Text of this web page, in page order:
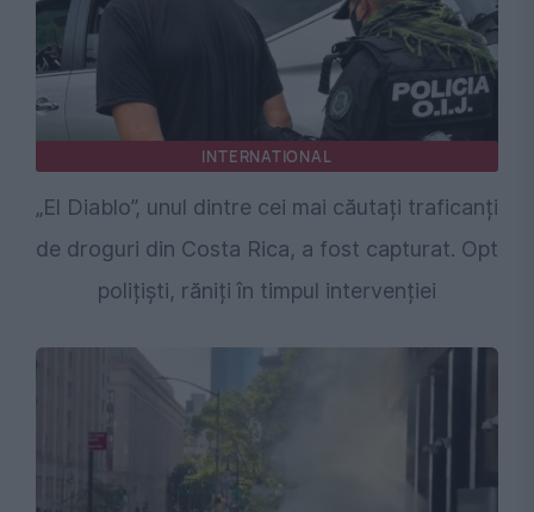
INTERNATIONAL
„El Diablo”, unul dintre cei mai căutați traficanți
de droguri din Costa Rica, a fost capturat. Opt
polițiști, răniți în timpul intervenției